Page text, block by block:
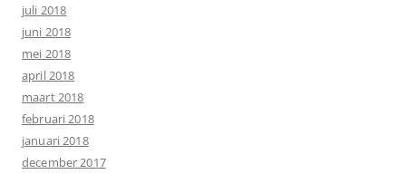
juli 2018
juni 2018
mei 2018
april 2018
maart 2018
februari 2018
januari 2018
december 2017